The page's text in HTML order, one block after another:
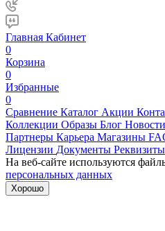
Главная Кабинет
0
Корзина
0
Избранные
0
Сравнение Каталог Акции
Коллекции Образы Блог Новости
Партнеры Карьера Магазины
Лицензии Документы Реквизиты
На веб-сайте используются
персональных данных
Хорошо